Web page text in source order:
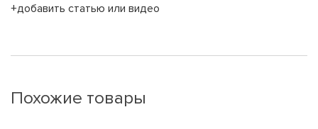
+добавить статью или видео
Похожие товары